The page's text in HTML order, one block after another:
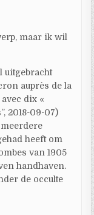
maar ik wil
uitgebracht
auprès de la
dix «
2018-09-07)
heeft om
van 1905
handhaven.
de occulte